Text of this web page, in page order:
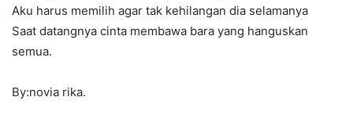
Aku harus memilih agar tak kehilangan dia selamanya
Saat datangnya cinta membawa bara yang hanguskan
semua.
By:novia rika.